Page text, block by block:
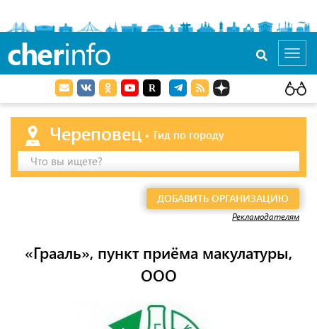
cherinfo
Череповец
Гид по городу
Что вы ищете?
ДОБАВИТЬ ОРГАНИЗАЦИЮ
Рекламодателям
«Грааль», пункт приёма макулатуры,
ООО